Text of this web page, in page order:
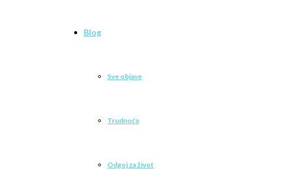
Blog
Sve objave
Trudnoća
Odgoj za život